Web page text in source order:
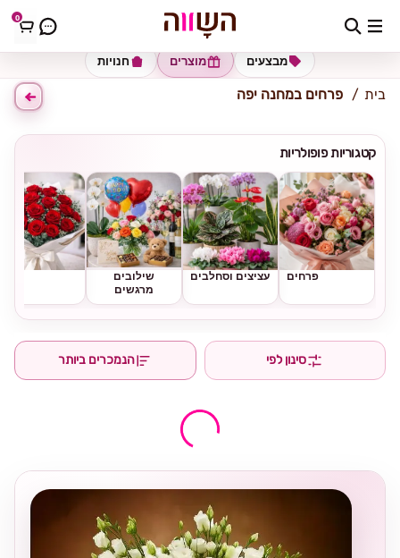
0 כתובת למשלוח הזינו כתובת
חנויות מוצרים מבצעים
בית פרחים במחנה יפה
קטגוריות פופולריות
פרחים עציצים וסחלבים
שילובים
מרגשים
סינון לפי הנמכרים ביותר